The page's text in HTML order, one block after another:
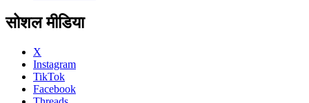
सोशल मीडिया
X
Instagram
TikTok
Facebook